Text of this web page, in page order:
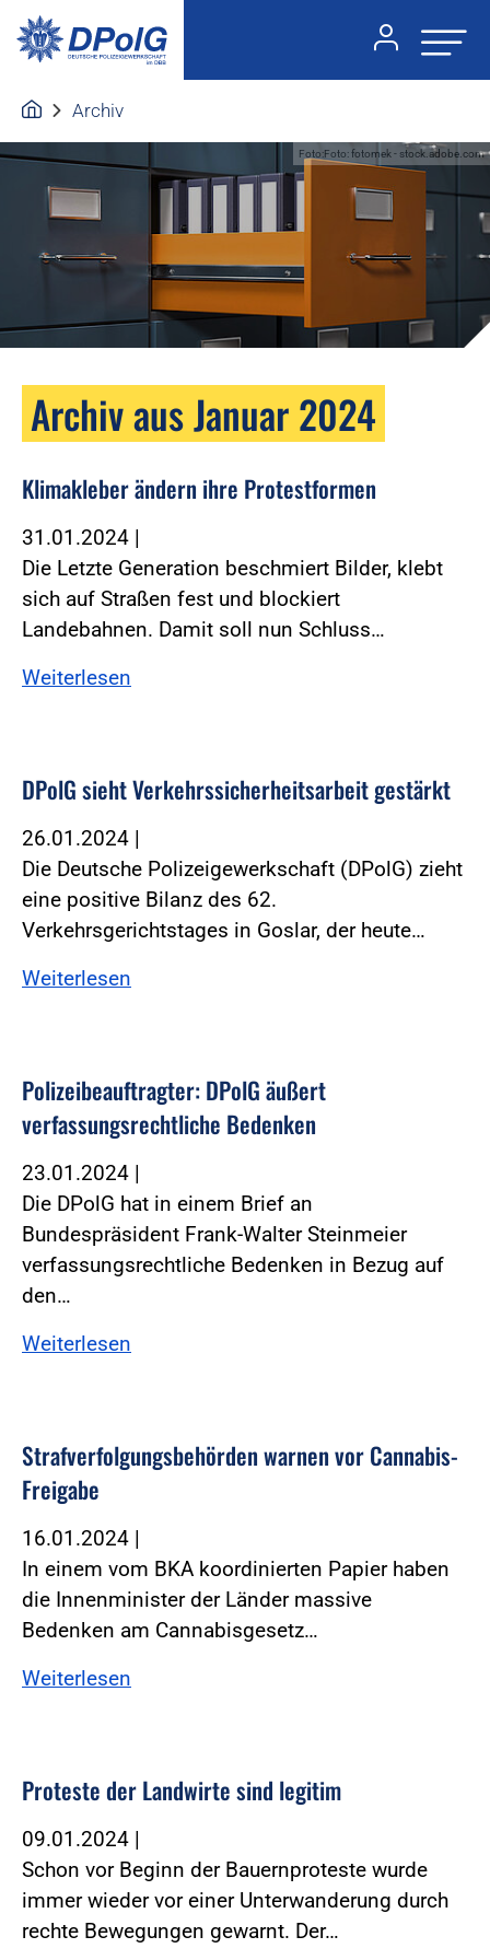
Archiv
Foto:Foto: fotomek - stock.adobe.com
Archiv aus Januar 2024
Klimakleber ändern ihre Protestformen
31.01.2024 |
Die Letzte Generation beschmiert Bilder, klebt
sich auf Straßen fest und blockiert
Landebahnen. Damit soll nun Schluss…
Weiterlesen
DPolG sieht Verkehrssicherheitsarbeit gestärkt
26.01.2024 |
Die Deutsche Polizeigewerkschaft (DPolG) zieht
eine positive Bilanz des 62.
Verkehrsgerichtstages in Goslar, der heute…
Weiterlesen
Polizeibeauftragter: DPolG äußert
verfassungsrechtliche Bedenken
23.01.2024 |
Die DPolG hat in einem Brief an
Bundespräsident Frank-Walter Steinmeier
verfassungsrechtliche Bedenken in Bezug auf
den…
Weiterlesen
Straf­ver­fol­gungs­be­hörden warnen vor Cannabis-
Frei­gabe
16.01.2024 |
In einem vom BKA koordinierten Papier haben
die Innenminister der Länder massive
Bedenken am Cannabisgesetz…
Weiterlesen
Proteste der Landwirte sind legitim
09.01.2024 |
Schon vor Beginn der Bauernproteste wurde
immer wieder vor einer Unterwanderung durch
rechte Bewegungen gewarnt. Der…